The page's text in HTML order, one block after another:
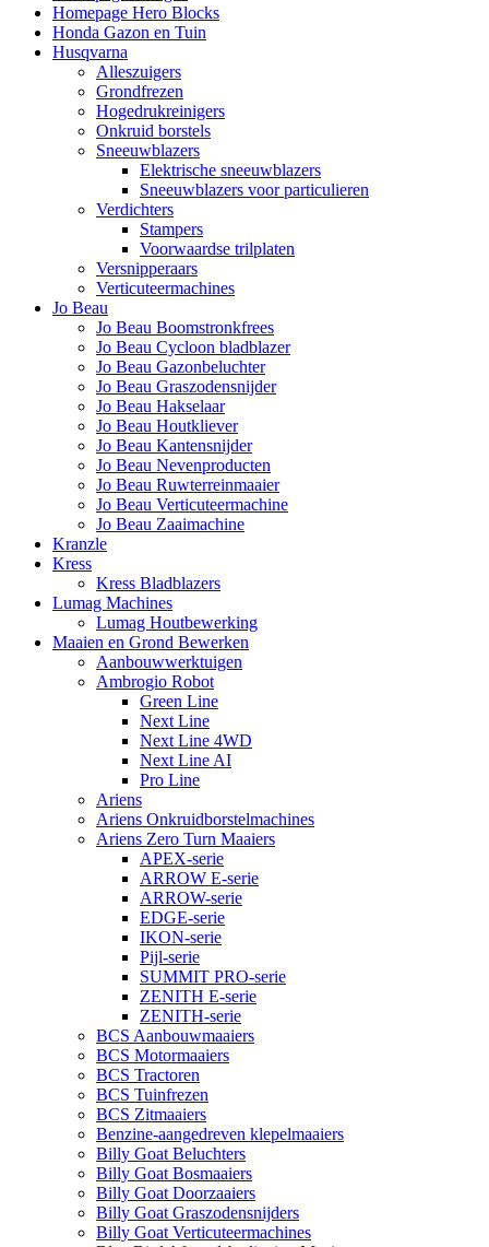
Homepage Hero Blocks
Honda Gazon en Tuin
Husqvarna
Alleszuigers
Grondfrezen
Hogedrukreinigers
Onkruid borstels
Sneeuwblazers
Elektrische sneeuwblazers
Sneeuwblazers voor particulieren
Verdichters
Stampers
Voorwaardse trilplaten
Versnipperaars
Verticuteermachines
Jo Beau
Jo Beau Boomstronkfrees
Jo Beau Cycloon bladblazer
Jo Beau Gazonbeluchter
Jo Beau Graszodensnijder
Jo Beau Hakselaar
Jo Beau Houtkliever
Jo Beau Kantensnijder
Jo Beau Nevenproducten
Jo Beau Ruwterreinmaaier
Jo Beau Verticuteermachine
Jo Beau Zaaimachine
Kranzle
Kress
Kress Bladblazers
Lumag Machines
Lumag Houtbewerking
Maaien en Grond Bewerken
Aanbouwwerktuigen
Ambrogio Robot
Green Line
Next Line
Next Line 4WD
Next Line AI
Pro Line
Ariens
Ariens Onkruidborstelmachines
Ariens Zero Turn Maaiers
APEX-serie
ARROW E-serie
ARROW-serie
EDGE-serie
IKON-serie
Pijl-serie
SUMMIT PRO-serie
ZENITH E-serie
ZENITH-serie
BCS Aanbouwmaaiers
BCS Motormaaiers
BCS Tractoren
BCS Tuinfrezen
BCS Zitmaaiers
Benzine-aangedreven klepelmaaiers
Billy Goat Beluchters
Billy Goat Bosmaaiers
Billy Goat Doorzaaiers
Billy Goat Graszodensnijders
Billy Goat Verticuteermachines